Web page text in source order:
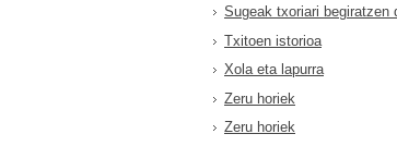
Sugeak txoriari begiratzen
Txitoen istorioa
Xola eta lapurra
Zeru horiek
Zeru horiek